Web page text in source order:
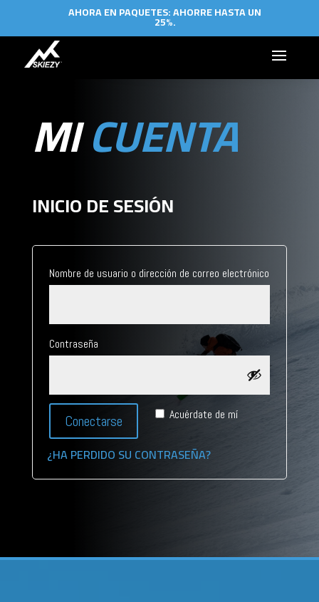
AHORA EN PAQUETES: AHORRE HASTA UN
25%.
MICUENTA
INICIO DE SESIÓN
Nombre de usuario o dirección de correo electrónico*Requerido
Contraseña*Requerida
Acuérdate de mí
Conectarse
¿HA PERDIDO SU CONTRASEÑA?